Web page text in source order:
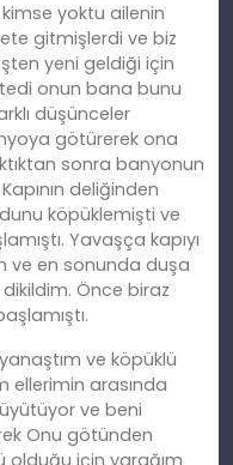
yoktu ailenin
gitmişlerdi ve biz
yeni geldiği için
onun bana bunu
düşünceler
götürerek ona
sonra banyonun
deliğinden
köpüklemişti ve
Yavaşça kapıyı
ve en sonunda duşa
dikildim. Önce biraz
ve köpüklü
ellerimin arasında
ve beni
Onu götünden